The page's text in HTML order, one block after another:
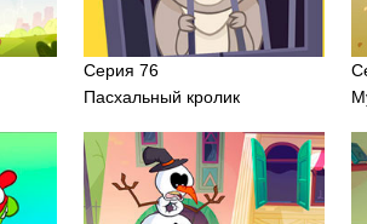
Серия 76
Пасхальный кролик